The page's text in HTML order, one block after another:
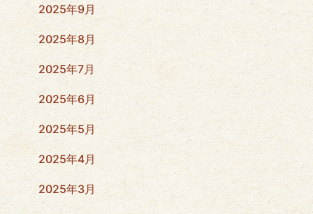
2025年9月
2025年8月
2025年7月
2025年6月
2025年5月
2025年4月
2025年3月